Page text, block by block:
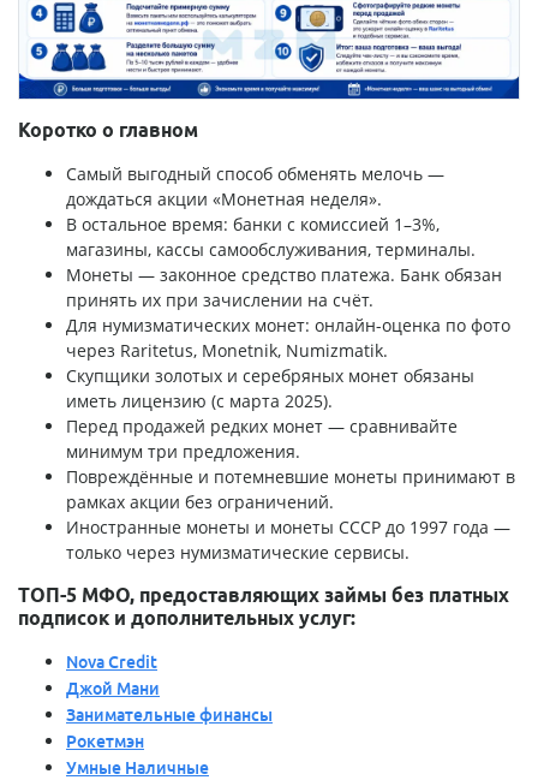
Коротко о главном
Самый выгодный способ обменять мелочь —
дождаться акции «Монетная неделя».
В остальное время: банки с комиссией 1–3%,
магазины, кассы самообслуживания, терминалы.
Монеты — законное средство платежа. Банк обязан
принять их при зачислении на счёт.
Для нумизматических монет: онлайн-оценка по фото
через Raritetus, Monetnik, Numizmatik.
Скупщики золотых и серебряных монет обязаны
иметь лицензию (с марта 2025).
Перед продажей редких монет — сравнивайте
минимум три предложения.
Повреждённые и потемневшие монеты принимают в
рамках акции без ограничений.
Иностранные монеты и монеты СССР до 1997 года —
только через нумизматические сервисы.
ТОП-5 МФО, предоставляющих займы без платных
подписок и дополнительных услуг:
Nova Credit
Джой Мани
Занимательные финансы
Рокетмэн
Умные Наличные